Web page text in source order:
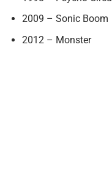
2009 – Sonic Boom
2012 – Monster